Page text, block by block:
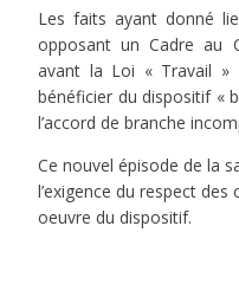
Les faits ayant donné
opposant un Cadre au
avant la Loi « Travail »
bénéficier du dispositif «
l’accord de branche
Ce nouvel épisode de la
l’exigence du respect
oeuvre du dispositif.